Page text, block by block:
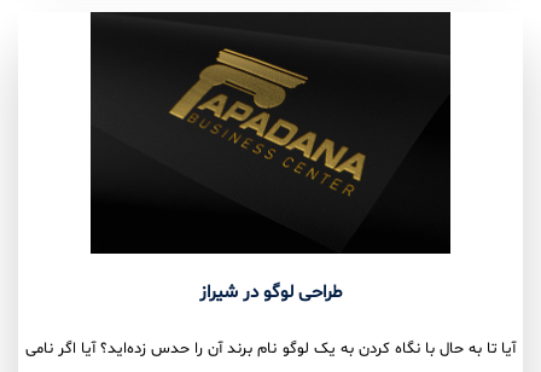
طراحی لوگو در شیراز
آیا تا به حال با نگاه کردن به یک لوگو نام برند آن را حدس زده‌اید؟ آیا اگر نامی